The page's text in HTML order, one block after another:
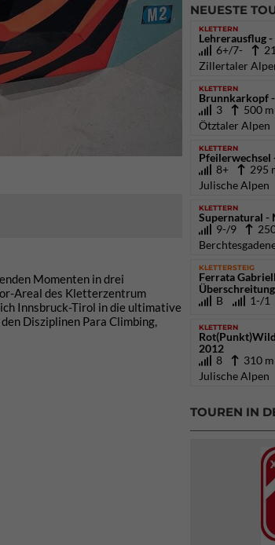
Momenten in drei
Areal des Kletterzentrum
Innsbruck-Tirol in die ultimative
Disziplinen Para Climbing,
NEUESTE
KLETTERN
Lehrerausflug
6+/7-
Zillertaler
KLETTERN
Brunnkarkopf
3
500
Ötztaler Alpen
KLETTERN
Pfeilerwechsel
8+
295
Julische Alpen
KLETTERN
Supernatural -
9-/9
KLETTERSTEIG
Ferrata
Überschreitung
B
1-/
KLETTERN
2012
8
310
Julische Alpen
TOUREN IN